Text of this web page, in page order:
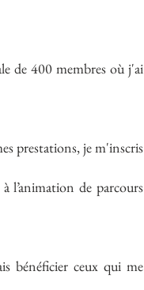
de 400 membres où j'ai
prestations, je m'inscris
l’animation de parcours
bénéficier ceux qui me